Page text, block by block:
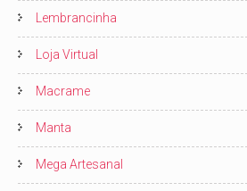
Lembrancinha
Loja Virtual
Macrame
Manta
Mega Artesanal